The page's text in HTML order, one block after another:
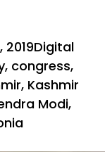
Author
Digital
, congress,
, Kashmir
Modi,